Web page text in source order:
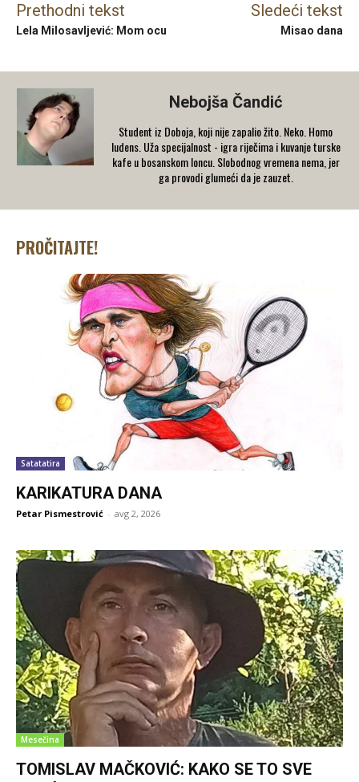
Prethodni tekst
Lela Milosavljević: Mom ocu
Sledeći tekst
Misao dana
Nebojša Čandić
Student iz Doboja, koji nije zapalio žito. Neko. Homo
ludens. Uža specijalnost - igra riječima i kuvanje turske
kafe u bosanskom loncu. Slobodnog vremena nema, jer
ga provodi glumeći da je zauzet.
PROČITAJTE!
Satatatira
KARIKATURA DANA
Petar Pismestrović - avg 2, 2026
Mesečina
TOMISLAV MAČKOVIĆ: KAKO SE TO SVE